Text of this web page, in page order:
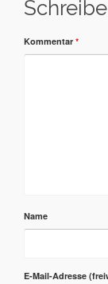
Kommentar *
Name
E-Mail-Adresse